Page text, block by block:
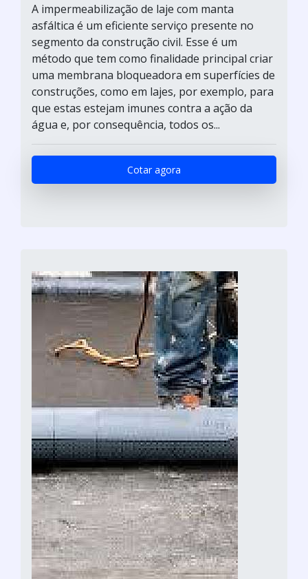
A impermeabilização de laje com manta
asfáltica é um eficiente serviço presente no
segmento da construção civil. Esse é um
método que tem como finalidade principal criar
uma membrana bloqueadora em superfícies de
construções, como em lajes, por exemplo, para
que estas estejam imunes contra a ação da
água e, por consequência, todos os...
Cotar agora